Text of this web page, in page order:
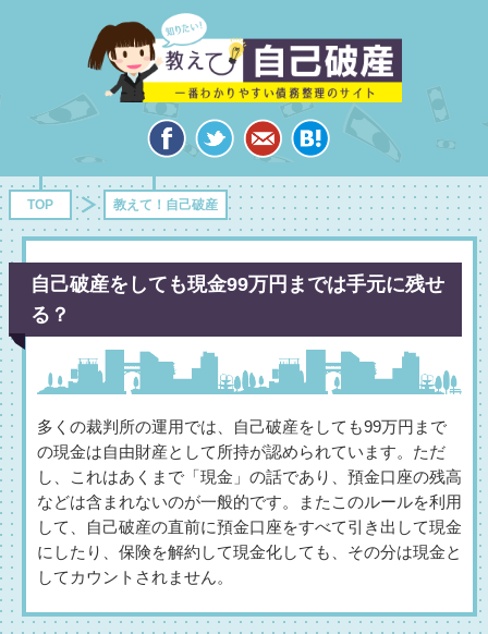
TOP 教えて！自己破産
自己破産をしても現金99万円までは手元に残せ
る？
多くの裁判所の運用では、自己破産をしても99万円まで
の現金は自由財産として所持が認められています。ただ
し、これはあくまで「現金」の話であり、預金口座の残高
などは含まれないのが一般的です。またこのルールを利用
して、自己破産の直前に預金口座をすべて引き出して現金
にしたり、保険を解約して現金化しても、その分は現金と
してカウントされません。